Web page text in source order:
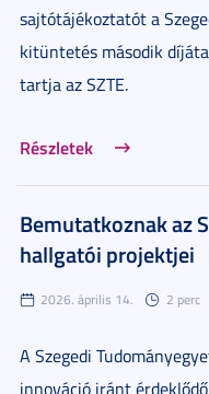
sajtótájékoztatót a
kitüntetés második
tartja az SZTE.
Részletek
Bemutatkoznak az
hallgatói projektjei
2026. április 14. 2 perc
A Szegedi
innováció iránt